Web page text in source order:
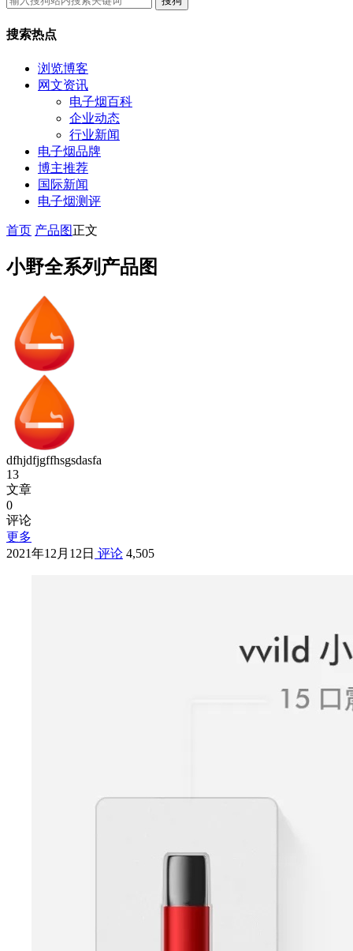
搜索热点
浏览博客
网文资讯
电子烟百科
企业动态
行业新闻
电子烟品牌
博主推荐
国际新闻
电子烟测评
首页 产品图正文
小野全系列产品图
dfhjdfjgffhsgsdasfa
13
文章
0
评论
更多
2021年12月12日 评论 4,505